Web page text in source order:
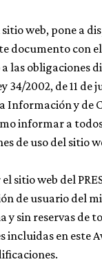
sitio web, pone a
documento con
las obligaciones
34/2002, de 11 de
Información y de
informar a
de uso del sitio
sitio web del
de usuario del
y sin reservas de
incluidas en este